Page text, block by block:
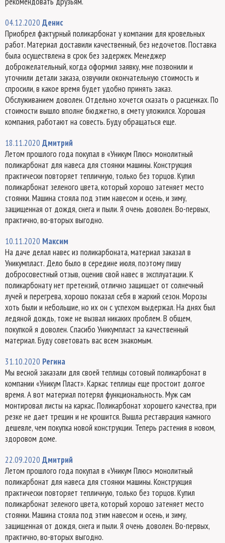
04.12.2020 Денис
Приобрел фактурный поликарбонат у компании для кровельных
работ. Материал доставили качественный, без недочетов. Поставка
была осуществлена в срок без задержек. Менеджер
доброжелательный, когда оформил заявку, мне позвонили и
уточнили детали заказа, озвучили окончательную стоимость и
спросили, в какое время будет удобно принять заказ.
Обслуживанием доволен. Отдельно хочется сказать о расценках. По
стоимости вышло вполне бюджетно, в смету уложился. Хорошая
компания, работают на совесть. Буду обращаться еще.
18.11.2020 Дмитрий
Летом прошлого года покупал в «Уникум Плюс» монолитный
поликарбонат для навеса для стоянки машины. Конструкция
практически повторяет тепличную, только без торцов. Купил
поликарбонат зеленого цвета, который хорошо затеняет место
стоянки. Машина стояла под этим навесом и осень, и зиму,
защищенная от дождя, снега и пыли. Я очень доволен. Во-первых,
практично, во-вторых выгодно.
10.11.2020 Максим
На даче делал навес из поликарбоната, материал заказал в
Уникумпласт. Дело было в середине июля, поэтому пишу
добросовестный отзыв, оценив свой навес в эксплуатации. К
поликарбонату нет претензий, отлично защищает от солнечный
лучей и перегрева, хорошо показал себя в жаркий сезон. Морозы
хоть были и небольшие, но их он с успехом выдержал. На днях был
ледяной дождь, тоже не вызвал никаких проблем. В общем,
покупкой я доволен. Спасибо Уникумпласт за качественный
материал. Буду советовать вас всем знакомым.
31.10.2020 Регина
Мы весной заказали для своей теплицы сотовый поликарбонат в
компании «Уникум Пласт». Каркас теплицы еще простоит долгое
время. А вот материал потерял функциональность. Муж сам
монтировал листы на каркас. Поликарбонат хорошего качества, при
резке не дает трещин и не крошится. Вышла реставрация намного
дешевле, чем покупка новой конструкции. Теперь растения в новом,
здоровом доме.
22.09.2020 Дмитрий
Летом прошлого года покупал в «Уникум Плюс» монолитный
поликарбонат для навеса для стоянки машины. Конструкция
практически повторяет тепличную, только без торцов. Купил
поликарбонат зеленого цвета, который хорошо затеняет место
стоянки. Машина стояла под этим навесом и осень, и зиму,
защищенная от дождя, снега и пыли. Я очень доволен. Во-первых,
практично, во-вторых выгодно.